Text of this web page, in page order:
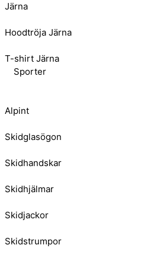
Järna
Hoodtröja Järna
T-shirt Järna
Sporter
Alpint
Skidglasögon
Skidhandskar
Skidhjälmar
Skidjackor
Skidstrumpor